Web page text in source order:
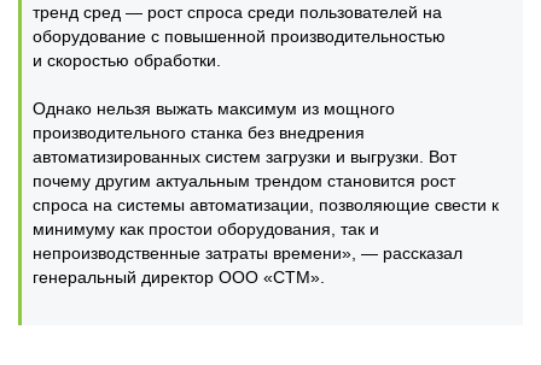
тренд сред — рост спроса среди пользователей на
оборудование с повышенной производительностью
и скоростью обработки.
Однако нельзя выжать максимум из мощного
производительного станка без внедрения
автоматизированных систем загрузки и выгрузки. Вот
почему другим актуальным трендом становится рост
спроса на системы автоматизации, позволяющие свести к
минимуму как простои оборудования, так и
непроизводственные затраты времени», — рассказал
генеральный директор ООО «СТМ».